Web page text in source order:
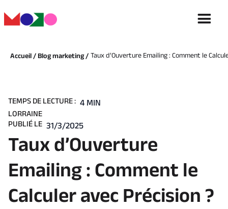
Accueil / Blog marketing / Taux d’Ouverture Emailing : Comment le
TEMPS DE LECTURE : 4 MIN
LORRAINE
PUBLIÉ LE 31/3/2025
Taux d’Ouverture
Emailing : Comment le
Calculer avec Précision ?